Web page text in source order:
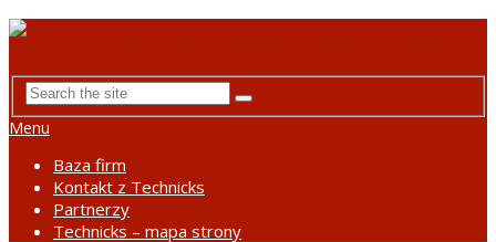
Menu
Baza firm
Kontakt z Technicks
Partnerzy
Technicks – mapa strony